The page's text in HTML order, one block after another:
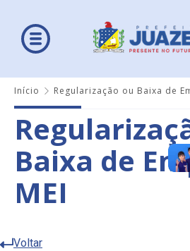
Início Regularização ou Baixa de
Baixa de
MEI
Voltar